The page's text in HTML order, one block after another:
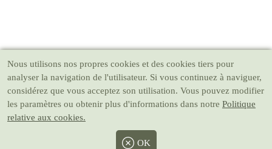
Nous utilisons nos propres cookies et des cookies tiers pour
analyser la navigation de l'utilisateur. Si vous continuez à naviguer,
considérez que vous acceptez son utilisation. Vous pouvez modifier
les paramètres ou obtenir plus d'informations dans notre Politique
relative aux cookies.
OK